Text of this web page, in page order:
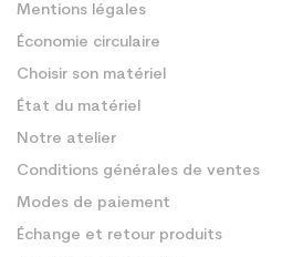
Mentions légales
Économie circulaire
Choisir son matériel
État du matériel
Notre atelier
Conditions générales de ventes
Modes de paiement
Échange et retour produits